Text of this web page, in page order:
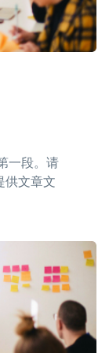
一段。请
供文章文